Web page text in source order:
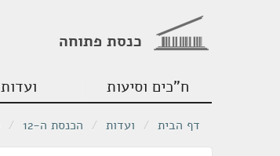
כנסת פתוחה
ח"כים וסיעות ועדות
דף הבית / ועדות / הכנסת ה-12 /